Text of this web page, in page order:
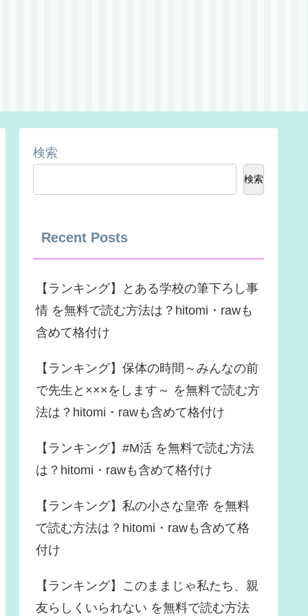
検索
検索
Recent Posts
【ランキング】とある学校の筆下ろし事
情 を無料で読む方法は？hitomi・rawも
含めて格付け
【ランキング】保体の時間～みんなの前
で先生と×××をします～ を無料で読む方
法は？hitomi・rawも含めて格付け
【ランキング】#M活 を無料で読む方法
は？hitomi・rawも含めて格付け
【ランキング】私の小さな皇帝 を無料
で読む方法は？hitomi・rawも含めて格
付け
【ランキング】このままじゃ私たち、親
友らしくいられない を無料で読む方法